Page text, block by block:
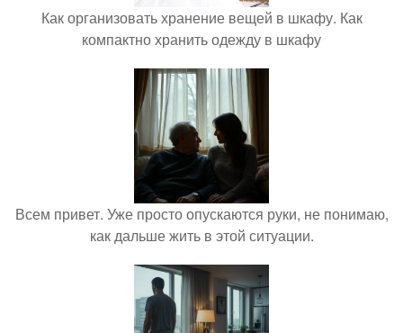
Как организовать хранение вещей в шкафу. Как
компактно хранить одежду в шкафу
Всем привет. Уже просто опускаются руки, не понимаю,
как дальше жить в этой ситуации.